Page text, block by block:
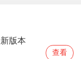
版本
查看